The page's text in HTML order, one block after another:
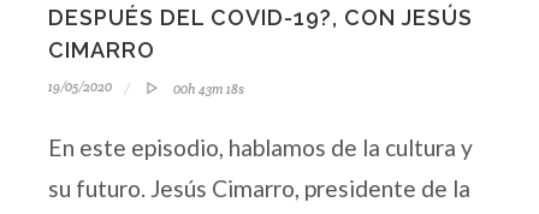
DESPUÉS DEL COVID-19?, CON JESÚS
CIMARRO
19/05/2020 00h 43m 18s
En este episodio, hablamos de la cultura y
su futuro. Jesús Cimarro, presidente de la